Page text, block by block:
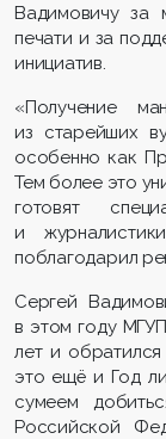
Вадимовичу за
печати и за
инициатив.
«Получение
из старейших
особенно как
Тем более это
готовят
и
поблагодарил
Сергей
в этом году
лет и
это ещё и Год
сумеем
Российской